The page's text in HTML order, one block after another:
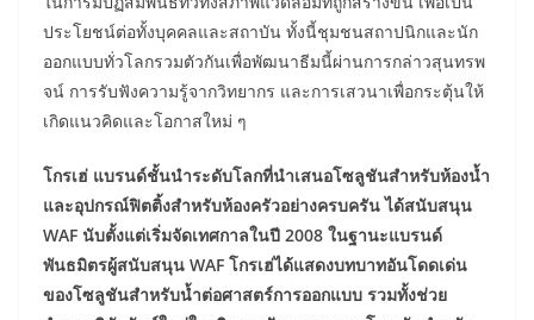
ประโยชน์ต่อทั้งบุคคลและสถาบัน ทั้งนี้ชุมชนสถาปนิกและนัก
ออกแบบทั่วโลกรวมตัวกันเพื่อพัฒนาธีมนี้ผ่านการกล่าวสุนทรพ
จน์ การรับฟังความรู้จากวิทยากร และการเสวนาเพื่อกระตุ้นให้
เกิดแนวคิดและโอกาสใหม่ ๆ
โกรเฮ่ แบรนด์ชั้นนำระดับโลกที่นำเสนอโซลูชันสำหรับห้องน้ำ
และอุปกรณ์ฟิตติ้งสำหรับห้องครัวอย่างครบครัน ได้สนับสนุน
WAF นับตั้งแต่เริ่มจัดเทศกาลในปี 2008 ในฐานะแบรนด์
พันธมิตรผู้สนับสนุน WAF โกรเฮ่ได้แสดงบทบาทอันโดดเด่น
ของโซลูชันสำหรับน้ำต่อศาสตร์การออกแบบ รวมทั้งช่วย